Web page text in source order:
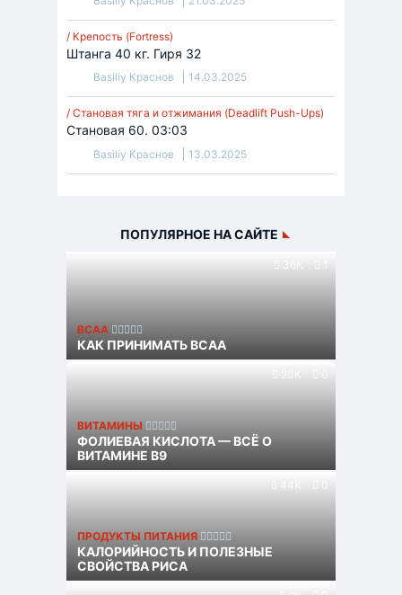
/ Крепость (Fortress)
Штанга 40 кг. Гиря 32
Basiliy Краснов 14.03.2025
/ Становая тяга и отжимания (Deadlift Push-Ups)
Становая 60. 03:03
Basiliy Краснов 13.03.2025
ПОПУЛЯРНОЕ НА САЙТЕ
36K
BCAA
КАК ПРИНИМАТЬ BCAA
20K 0
ВИТАМИНЫ
ФОЛИЕВАЯ КИСЛОТА — ВСЁ О
ВИТАМИНЕ B9
44K 0
ПРОДУКТЫ ПИТАНИЯ
КАЛОРИЙНОСТЬ И ПОЛЕЗНЫЕ
СВОЙСТВА РИСА